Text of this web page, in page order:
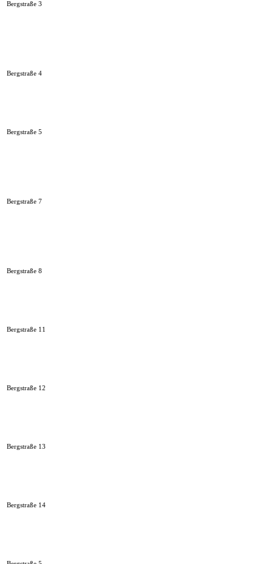
Bergstraße 3
Bergstraße 4
Bergstraße 5
Bergstraße 7
Bergstraße 8
Bergstraße 11
Bergstraße 12
Bergstraße 13
Bergstraße 14